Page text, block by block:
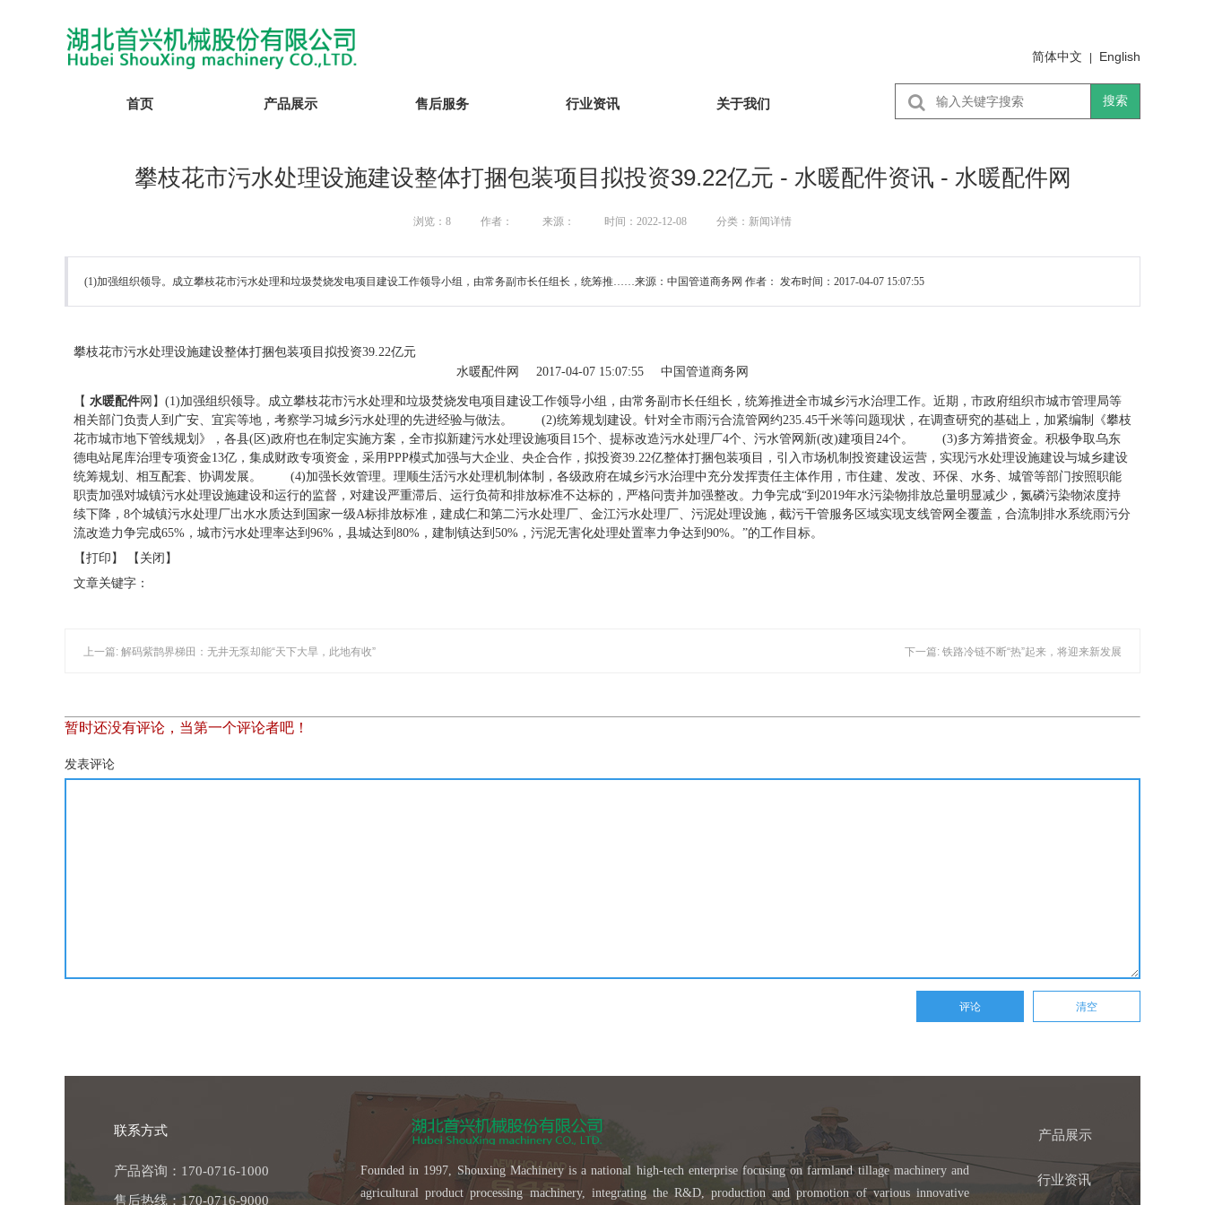
简体中文 English
首页 产品展示 售后服务 行业资讯 关于我们 搜索
攀枝花市污水处理设施建设整体打捆包装项目拟投资39.22亿元 - 水暖配件资讯 - 水暖配件网
浏览： 8 作者： 来源： 时间：2022-12-08 分类：新闻详情
(1)加强组织领导。成立攀枝花市污水处理和垃圾焚烧发电项目建设工作领导小组，由常务副市长任组长，统筹推……来源：中国管道商务网 作者： 发布时间：2017-04-07 15:07:55
攀枝花市污水处理设施建设整体打捆包装项目拟投资39.22亿元
水暖配件网
2017-04-07 15:07:55 中国管道商务网
【 水暖配件网】(1)加强组织领导。成立攀枝花市污水处理和垃圾焚烧发电项目建设工作领导小组，由常务副市长任组长，统筹推进全市城乡污水治理工作。近期，市政府组织市城市管理局等
相关部门负责人到广安、宜宾等地，考察学习城乡污水处理的先进经验与做法。 (2)统筹规划建设。针对全市雨污合流管网约235.45千米等问题现状，在调查研究的基础上，加紧编制《攀枝
花市城市地下管线规划》，各县(区)政府也在制定实施方案，全市拟新建污水处理设施项目15个、提标改造污水处理厂4个、污水管网新(改)建项目24个。 (3)多方筹措资金。积极争取乌东
德电站尾库治理专项资金13亿，集成财政专项资金，采用PPP模式加强与大企业、央企合作，拟投资39.22亿整体打捆包装项目，引入市场机制投资建设运营，实现污水处理设施建设与城乡建设
统筹规划、相互配套、协调发展。 (4)加强长效管理。理顺生活污水处理机制体制，各级政府在城乡污水治理中充分发挥责任主体作用，市住建、发改、环保、水务、城管等部门按照职能
职责加强对城镇污水处理设施建设和运行的监督，对建设严重滞后、运行负荷和排放标准不达标的，严格问责并加强整改。力争完成“到2019年水污染物排放总量明显减少，氮磷污染物浓度持
续下降，8个城镇污水处理厂出水水质达到国家一级A标排放标准，建成仁和第二污水处理厂、金江污水处理厂、污泥处理设施，截污干管服务区域实现支线管网全覆盖，合流制排水系统雨污分
流改造力争完成65%，城市污水处理率达到96%，县城达到80%，建制镇达到50%，污泥无害化处理处置率力争达到90%。”的工作目标。
【打印】 【关闭】
文章关键字：
上一篇: 解码紫鹊界梯田：无井无泵却能“天下大旱，此地有收” 下一篇: 铁路冷链不断“热”起来，将迎来新发展
暂时还没有评论，当第一个评论者吧！
发表评论
产品咨询：170-0716-1000
售后热线：170-0716-9000
产品展示
行业资讯
联系方式
Founded in 1997, Shouxing Machinery is a national high-tech enterprise focusing on farmland tillage machinery and
agricultural product processing machinery, integrating the R&D, production and promotion of various innovative